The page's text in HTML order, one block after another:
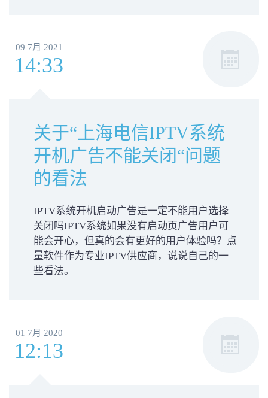
09 7月 2021
14:33
关于“上海电信IPTV系统
开机广告不能关闭“问题
的看法
IPTV系统开机启动广告是一定不能用户选择
关闭吗IPTV系统如果没有启动页广告用户可
能会开心，但真的会有更好的用户体验吗？点
量软件作为专业IPTV供应商，说说自己的一
些看法。
01 7月 2020
12:13